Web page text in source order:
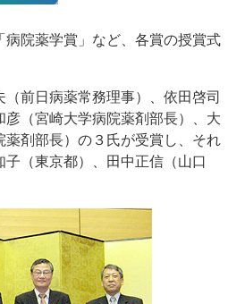
院薬学賞」など、各賞の授賞式
前日病薬常務理事）、依田啓司
彦（宮崎大学病院薬剤部長）、大
剤部長）の３氏が受賞し、それ
（東京都）、田中正信（山口